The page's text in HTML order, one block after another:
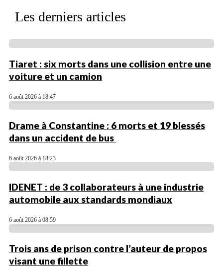
Les derniers articles
Tiaret : six morts dans une collision entre une
voiture et un camion
6 août 2026 à 18:47
Drame à Constantine : 6 morts et 19 blessés
dans un accident de bus
6 août 2026 à 18:23
IDENET : de 3 collaborateurs à une industrie
automobile aux standards mondiaux
6 août 2026 à 08:59
Trois ans de prison contre l’auteur de propos
visant une fillette